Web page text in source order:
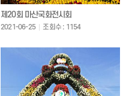
제20회 마산국화전시회
2021-06-25 조회수 : 1154